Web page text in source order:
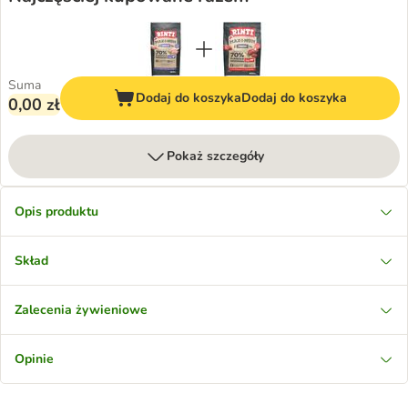
Suma
0,00 zł Dodaj do koszykaDodaj do koszyka
Pokaż szczegóły
Opis produktu
Skład
Zalecenia żywieniowe
Opinie